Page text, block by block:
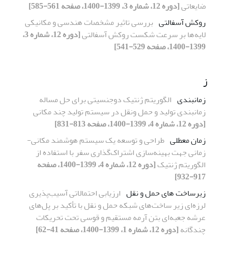
ضایعاتی[دوره 12، شماره 3، 1399-1400، صفحه 561-585]
روکش آسفالتی بررسی تاثیر مشخصات هندسی و مکانیکی
لایه‌ها بر سرعت شکست روکش آسفالتی
[دوره 12، شماره 3،
1399-1400، صفحه 529-541]
ز
زمانبندی الگوریتم ژنتیک دو‌جنسیتی برای حل مساله
زمانبندی تولید و حمل ونقل در سیستم تولید چند مکانی
[دوره 12، شماره 4، 1399-1400، صفحه 813-831]
زمان معطلی طراحی و توسعه یک سیستم هوشمند مکانی-
زمانی جهت بهینه‌سازی اشتراک‌گذاری سفر با استفاده از
الگوریتم ژنتیک
[دوره 12، شماره 4، 1399-1400، صفحه
917-932]
زیرساخت های حمل و نقل ارزیابی احتمالاتی آسیب‌پذیری
لرزه‌ای زیر ساخت‌های شبکه حمل و نقل با تأکید بر پل‌های
عرشه جعبه‌ای بتن آرمه مستقیم و قوسی تحت تحریکات
چندگانه[دوره 12، شماره 1، 1399-1400، صفحه 41-62]